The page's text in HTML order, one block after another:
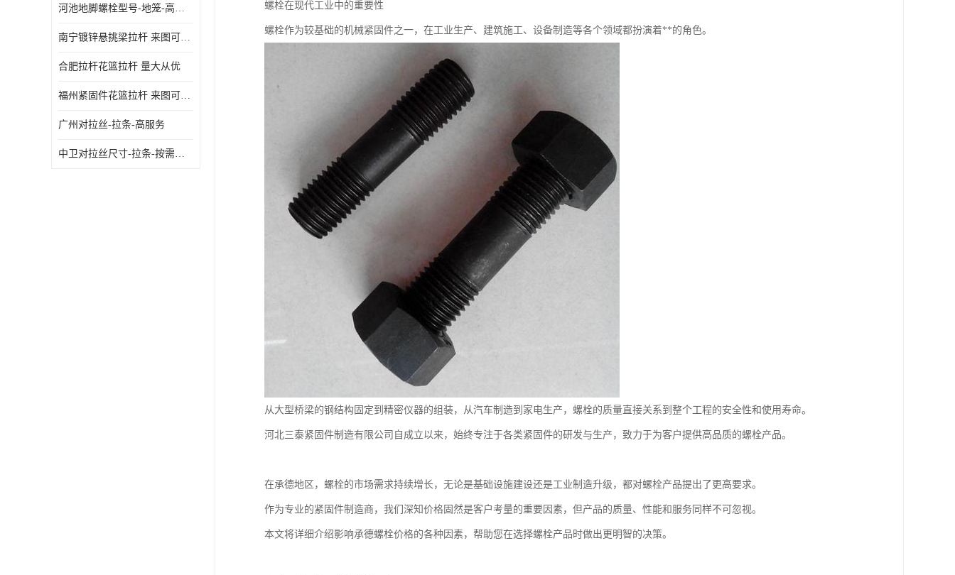
河池地脚螺栓型号-地笼-高质量
南宁镀锌悬挑梁拉杆 来图可定制
合肥拉杆花篮拉杆 量大从优
福州紧固件花篮拉杆 来图可定制
广州对拉丝-拉条-高服务
中卫对拉丝尺寸-拉条-按需定制
螺栓在现代工业中的重要性
螺栓作为较基础的机械紧固件之一，在工业生产、建筑施工、设备制造等各个领域都扮演着**的角色。
从大型桥梁的钢结构固定到精密仪器的组装，从汽车制造到家电生产，螺栓的质量直接关系到整个工程的安全性和使用寿命。
河北三泰紧固件制造有限公司自成立以来，始终专注于各类紧固件的研发与生产，致力于为客户提供高品质的螺栓产品。
在承德地区，螺栓的市场需求持续增长，无论是基础设施建设还是工业制造升级，都对螺栓产品提出了更高要求。
作为专业的紧固件制造商，我们深知价格固然是客户考量的重要因素，但产品的质量、性能和服务同样不可忽视。
本文将详细介绍影响承德螺栓价格的各种因素，帮助您在选择螺栓产品时做出更明智的决策。